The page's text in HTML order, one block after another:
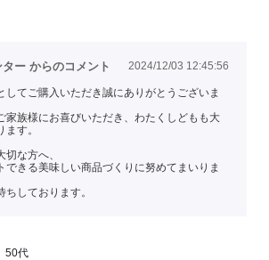
ー からのコメント 2024/12/03 12:45:56
してご購入いただき誠にありがとうございま
家族様にお喜びいただき、わたくしどもも大
す。
な方へ、
できる美味しい商品づくりに努めてまいりま
ちしております。
50代